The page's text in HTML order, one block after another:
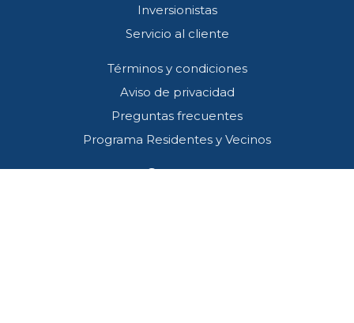
Inversionistas
Servicio al cliente
Términos y condiciones
Aviso de privacidad
Preguntas frecuentes
Programa Residentes y Vecinos
Contacto